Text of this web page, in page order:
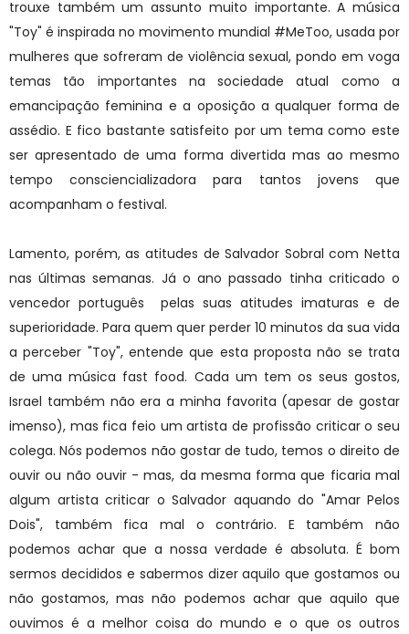
trouxe também um assunto muito importante. A música
"Toy" é inspirada no movimento mundial #MeToo, usada por
mulheres que sofreram de violência sexual, pondo em voga
temas tão importantes na sociedade atual como a
emancipação feminina e a oposição a qualquer forma de
assédio. E fico bastante satisfeito por um tema como este
ser apresentado de uma forma divertida mas ao mesmo
tempo consciencializadora para tantos jovens que
acompanham o festival.
Lamento, porém, as atitudes de Salvador Sobral com Netta
nas últimas semanas. Já o ano passado tinha criticado o
vencedor português pelas suas atitudes imaturas e de
superioridade. Para quem quer perder 10 minutos da sua vida
a perceber "Toy", entende que esta proposta não se trata
de uma música fast food. Cada um tem os seus gostos,
Israel também não era a minha favorita (apesar de gostar
imenso), mas fica feio um artista de profissão criticar o seu
colega. Nós podemos não gostar de tudo, temos o direito de
ouvir ou não ouvir - mas, da mesma forma que ficaria mal
algum artista criticar o Salvador aquando do "Amar Pelos
Dois", também fica mal o contrário. E também não
podemos achar que a nossa verdade é absoluta. É bom
sermos decididos e sabermos dizer aquilo que gostamos ou
não gostamos, mas não podemos achar que aquilo que
ouvimos é a melhor coisa do mundo e o que os outros